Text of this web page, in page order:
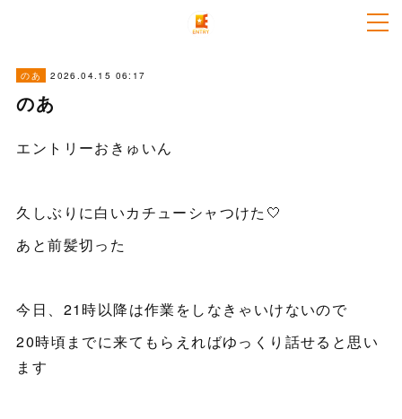
のあ 2026.04.15 06:17
のあ
エントリーおきゅいん
久しぶりに白いカチューシャつけた🤍
あと前髪切った
今日、21時以降は作業をしなきゃいけないので
20時頃までに来てもらえればゆっくり話せると思い
ます